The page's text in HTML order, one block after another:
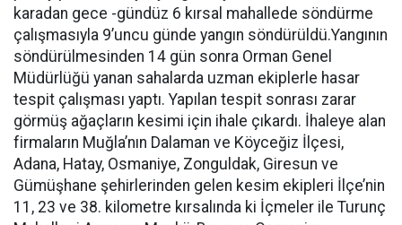
karadan gece -gündüz 6 kırsal mahallede söndürme
çalışmasıyla 9’uncu günde yangın söndürüldü.Yangının
söndürülmesinden 14 gün sonra Orman Genel
Müdürlüğü yanan sahalarda uzman ekiplerle hasar
tespit çalışması yaptı. Yapılan tespit sonrası zarar
görmüş ağaçların kesimi için ihale çıkardı. İhaleye alan
firmaların Muğla’nın Dalaman ve Köyceğiz İlçesi,
Adana, Hatay, Osmaniye, Zonguldak, Giresun ve
Gümüşhane şehirlerinden gelen kesim ekipleri İlçe’nin
11, 23 ve 38. kilometre kırsalında ki İçmeler ile Turunç